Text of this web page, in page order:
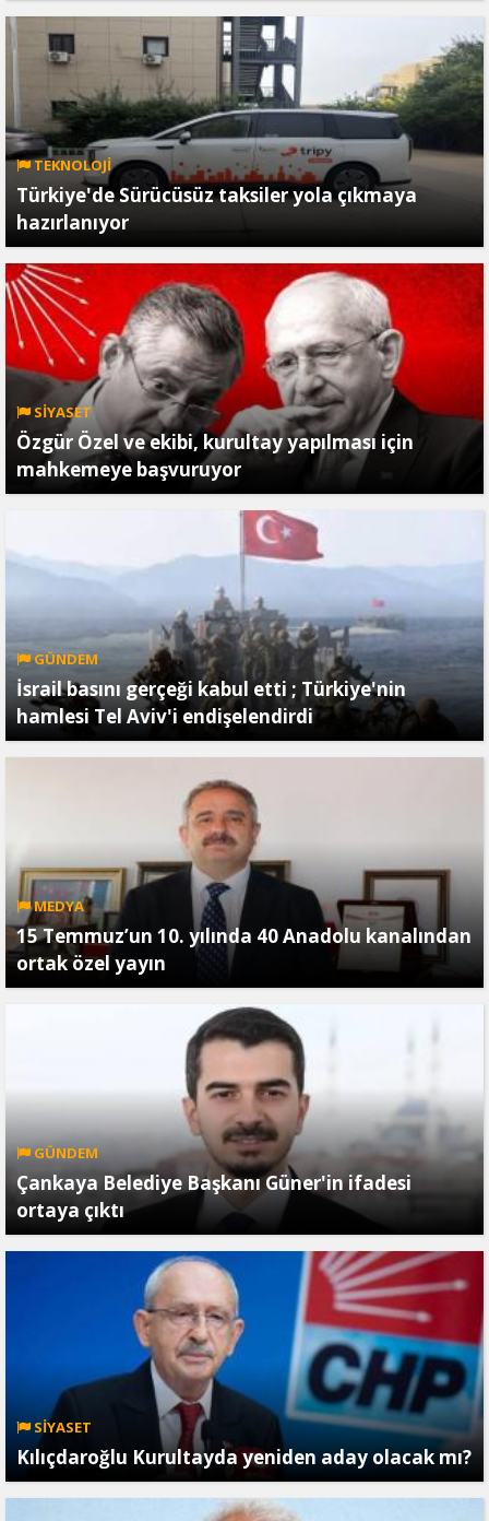
TEKNOLOJİ
Türkiye'de Sürücüsüz taksiler yola çıkmaya
hazırlanıyor
SİYASET
Özgür Özel ve ekibi, kurultay yapılması için
mahkemeye başvuruyor
GÜNDEM
İsrail basını gerçeği kabul etti ; Türkiye'nin
hamlesi Tel Aviv'i endişelendirdi
MEDYA
15 Temmuz’un 10. yılında 40 Anadolu kanalından
ortak özel yayın
GÜNDEM
Çankaya Belediye Başkanı Güner'in ifadesi
ortaya çıktı
SİYASET
Kılıçdaroğlu Kurultayda yeniden aday olacak mı?